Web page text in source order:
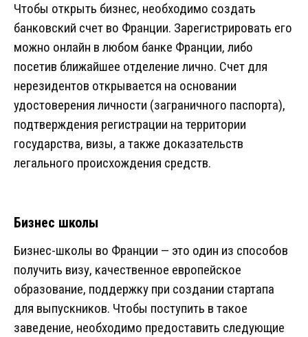
Чтобы открыть бизнес, необходимо создать
банковский счет во Франции. Зарегистрировать его
можно онлайн в любом банке Франции, либо
посетив ближайшее отделение лично. Счет для
нерезидентов открывается на основании
удостоверения личности (заграничного паспорта),
подтверждения регистрации на территории
государства, визы, а также доказательств
легального происхождения средств.
Бизнес школы
Бизнес-школы во Франции — это один из способов
получить визу, качественное европейское
образование, поддержку при создании стартапа
для выпускников. Чтобы поступить в такое
заведение, необходимо предоставить следующие